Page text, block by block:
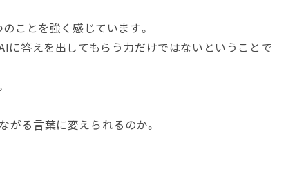
ことを強く感じています。
に答えを出してもらう力だけではないということで
がる言葉に変えられるのか。